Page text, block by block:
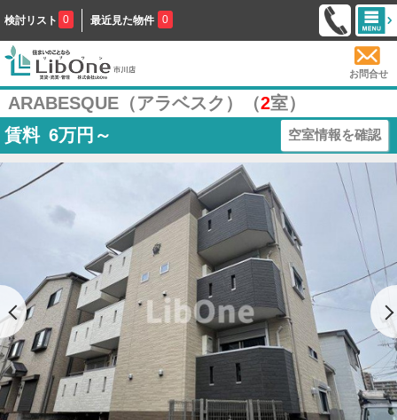
検討リスト 0 最近見た物件 0
お問合せ
ARABESQUE（アラベスク）（2室）
賃料 6万円～ 空室情報を確認